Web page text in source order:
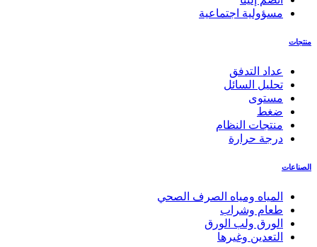
مسؤولية اجتماعية
منتجات
عداد التدفق
تحليل السائل
مستوى
ضغط
منتجات النظام
درجة حرارة
الصناعات
المياه ومياه الصرف الصحي
طعام وشراب
الورق ولب الورق
التعدين وغيرها